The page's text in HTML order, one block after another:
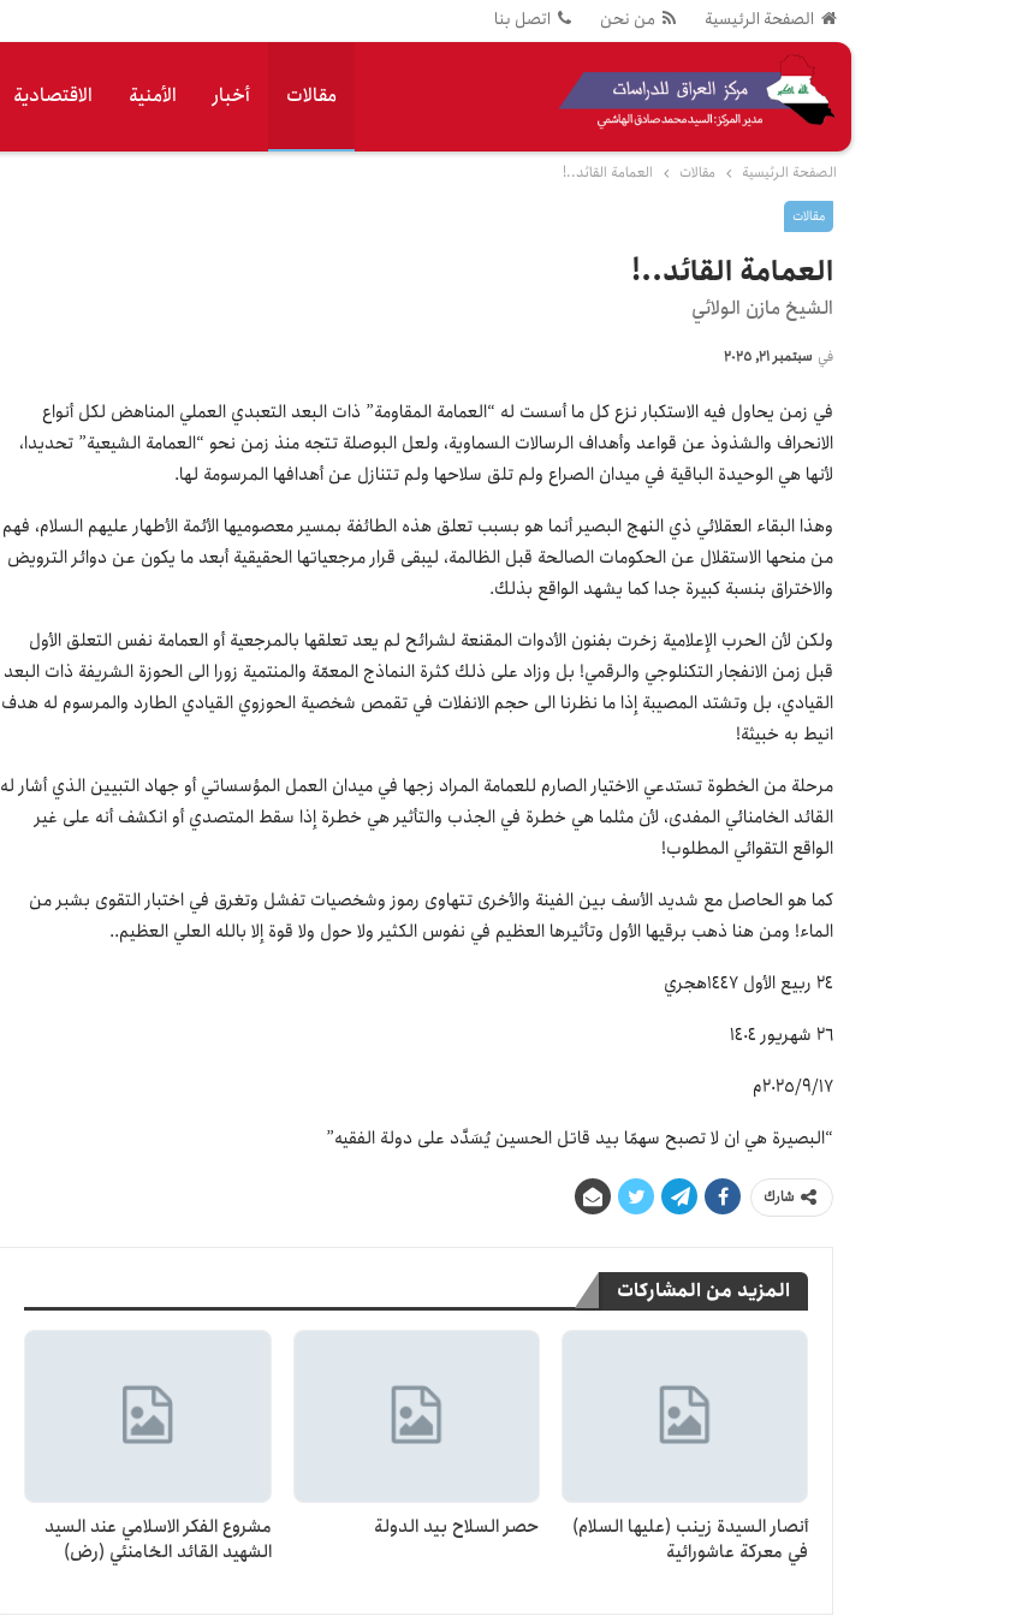
الصفحة الرئيسية من نحن اتصل بنا
مقالات أخبار الأمنیة الاقتصادیة
الصفحة الرئيسية مقالات العمامة القائد..!
مقالات
العمامة القائد..!
الشيخ مازن الولائي
في سبتمبر 21, 2025
في زمن يحاول فيه الاستكبار نزع كل ما أسست له “العمامة المقاومة” ذات البعد التعبدي العملي المناهض لكل أنواع
الانحراف والشذوذ عن قواعد وأهداف الرسالات السماوية، ولعل البوصلة تتجه منذ زمن نحو “العمامة الشيعية” تحديدا،
لأنها هي الوحيدة الباقية في ميدان الصراع ولم تلق سلاحها ولم تتنازل عن أهدافها المرسومة لها.
وهذا البقاء العقلائي ذي النهج البصير أنما هو بسبب تعلق هذه الطائفة بمسير معصوميها الأئمة الأطهار عليهم السلام، فهم
من منحها الاستقلال عن الحكومات الصالحة قبل الظالمة، ليبقى قرار مرجعياتها الحقيقية أبعد ما يكون عن دوائر الترويض
والاختراق بنسبة كبيرة جدا كما يشهد الواقع بذلك.
ولكن لأن الحرب الإعلامية زخرت بفنون الأدوات المقنعة لشرائح لم يعد تعلقها بالمرجعية أو العمامة نفس التعلق الأول
قبل زمن الانفجار التكنلوجي والرقمي! بل وزاد على ذلك كثرة النماذج المعمّة والمنتمية زورا الى الحوزة الشريفة ذات البعد
القيادي، بل وتشتد المصيبة إذا ما نظرنا الى حجم الانفلات في تقمص شخصية الحوزوي القيادي الطارد والمرسوم له هدف
انيط به خبيثة!
مرحلة من الخطوة تستدعي الاختيار الصارم للعمامة المراد زجها في ميدان العمل المؤسساتي أو جهاد التبيين الذي أشار له
القائد الخامنائي المفدى، لأن مثلما هي خطرة في الجذب والتأثير هي خطرة إذا سقط المتصدي أو انكشف أنه على غير
الواقع التقوائي المطلوب!
كما هو الحاصل مع شديد الأسف بين الفينة والأخرى تتهاوى رموز وشخصيات تفشل وتغرق في اختبار التقوى بشبر من
الماء! ومن هنا ذهب برقيها الأول وتأثيرها العظيم في نفوس الكثير ولا حول ولا قوة إلا بالله العلي العظيم..
٢٤ ربيع الأول ١٤٤٧هجري
٢٦ شهريور ١٤٠٤
٢٠٢٥/٩/١٧م
“البصيرة هي ان لا تصبح سهمًا بيد قاتل الحسين يُسَدَّد على دولة الفقيه”
شارك
المزيد من المشاركات
أنصار السيدة زينب (عليها السلام)
في معركة عاشورائية
حصر السلاح بيد الدولة
مشروع الفكر الاسلامي عند السيد
الشهيد القائد الخامنئي (رض)